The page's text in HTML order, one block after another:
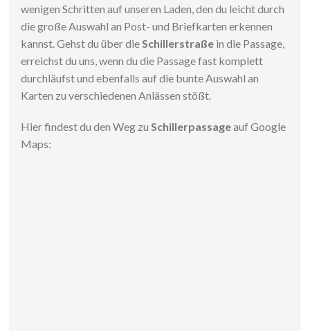
wenigen Schritten auf unseren Laden, den du leicht durch
die große Auswahl an Post- und Briefkarten erkennen
kannst. Gehst du über die Schillerstraße in die Passage,
erreichst du uns, wenn du die Passage fast komplett
durchläufst und ebenfalls auf die bunte Auswahl an
Karten zu verschiedenen Anlässen stößt.
Hier findest du den Weg zu Schillerpassageauf Google
Maps: